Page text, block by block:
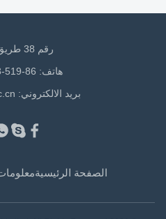
هاتف: 86-519-85105253
بريد الالكتروني:
الصفحة الرئيسيةمعلومات عنا